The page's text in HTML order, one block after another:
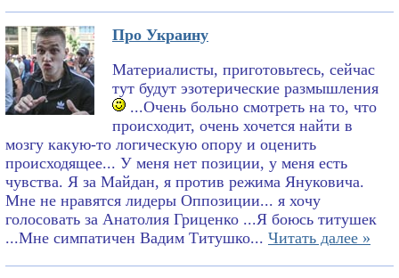
Про Украину
Материалисты, приготовьтесь, сейчас
тут будут эзотерические размышления
...Очень больно смотреть на то, что
происходит, очень хочется найти в
мозгу какую-то логическую опору и оценить
происходящее... У меня нет позиции, у меня есть
чувства. Я за Майдан, я против режима Януковича.
Мне не нравятся лидеры Оппозиции... я хочу
голосовать за Анатолия Гриценко ...Я боюсь титушек
...Мне симпатичен Вадим Титушко... Читать далее »